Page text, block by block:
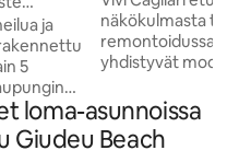
ja
5
pääsy
kautta.
näkökulmasta
remontoidussa
yhdistyvät
kävelymatkan
Remystä lähellä
eksklusiivisia putiikkeja.
loma-asunnoissa
Giudeu Beach